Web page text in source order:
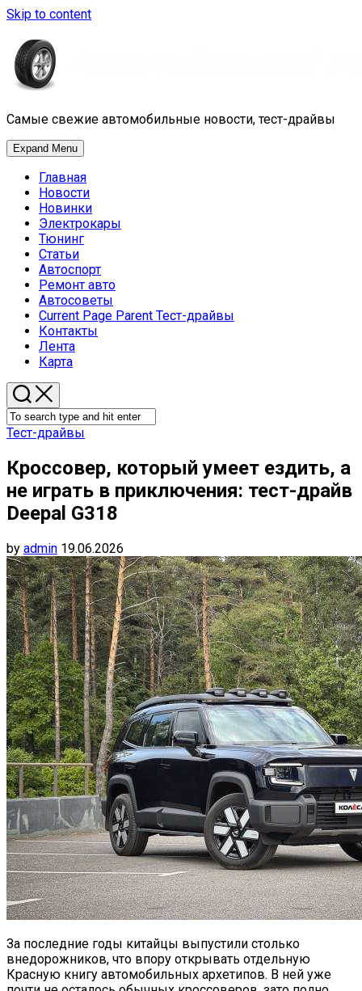
Skip to content
Самые свежие автомобильные новости, тест-драйвы
Expand Menu
Главная
Новости
Новинки
Электрокары
Тюнинг
Статьи
Автоспорт
Ремонт авто
Автосоветы
Current Page Parent Тест-драйвы
Контакты
Лента
Карта
Тест-драйвы
Кроссовер, который умеет ездить, а
не играть в приключения: тест-драйв
Deepal G318
by admin 19.06.2026
За последние годы китайцы выпустили столько
внедорожников, что впору открывать отдельную
Красную книгу автомобильных архетипов. В ней уже